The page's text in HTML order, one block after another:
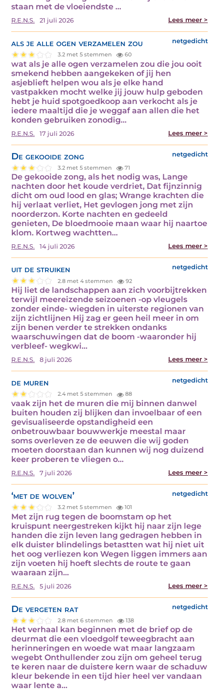
staan met de vloeiendste ...
R.E.N.S. 21 juli 2026 Lees meer >
als je alle ogen verzamelen zou netgedicht
3.2 met 5 stemmen 60
wat als je alle ogen verzamelen zou die jou ooit
smekend hebben aangekeken of jij hen
asjeblieft helpen wou als je elke hand
vastpakken mocht welke jij jouw hulp geboden
hebt je huid spotgoedkoop aan verkocht als je
iedere maaltijd die je weggaf aan allen die het
konden gebruiken zonodig...
R.E.N.S. 17 juli 2026 Lees meer >
De gekooide zong netgedicht
3.2 met 5 stemmen 71
De gekooide zong, als het nodig was, Lange
nachten door het koude verdriet, Dat fijnzinnig
dicht om oud lood en glas; Wrange krachten die
hij verlaat verliet, Het gevlogen jong met zijn
noorderzon. Korte nachten en gedeeld
genieten, De bloedmooie maan waar hij naartoe
klom. Kortweg wachtten...
R.E.N.S. 14 juli 2026 Lees meer >
uit de struiken netgedicht
2.8 met 4 stemmen 92
Hij liet de landschappen aan zich voorbijtrekken
terwijl meereizende seizoenen -op vleugels
zonder einde- wiegden in uiterste regionen van
zijn zichtlijnen Hij zag er geen heil meer in om
zijn benen verder te strekken ondanks
waarschuwingen dat de boom -waaronder hij
verbleef- wegkwi...
R.E.N.S. 8 juli 2026 Lees meer >
de muren netgedicht
2.4 met 5 stemmen 88
vaak zijn het de muren die mij binnen danwel
buiten houden zij blijken dan invoelbaar of een
gevisualiseerde opstandigheid een
onbetrouwbaar bouwwerkje meestal maar
soms overleven ze de eeuwen die wij goden
moeten doorstaan dan kunnen wij nog duizend
keer proberen te vliegen o...
R.E.N.S. 7 juli 2026 Lees meer >
‘met de wolven’ netgedicht
3.2 met 5 stemmen 101
Met zijn rug tegen de boomstam op het
kruispunt neergestreken kijkt hij naar zijn lege
handen die zijn leven lang gedragen hebben in
elk duister blindelings betastten wat hij niet uit
het oog verliezen kon Wegen liggen immers aan
zijn voeten hij hoeft slechts de route te gaan
waaraan zijn...
R.E.N.S. 5 juli 2026 Lees meer >
De vergeten rat netgedicht
2.8 met 6 stemmen 138
Het verhaal kan beginnen met de brief op de
deurmat die een vloedgolf teweegbracht aan
herinneringen en woede wat maar langzaam
wegebt Onthullender zou zijn om geheel terug
te keren naar de duistere kern waar de schaduw
kleur bekende in een tijd hier heel ver vandaan
waar lente a...